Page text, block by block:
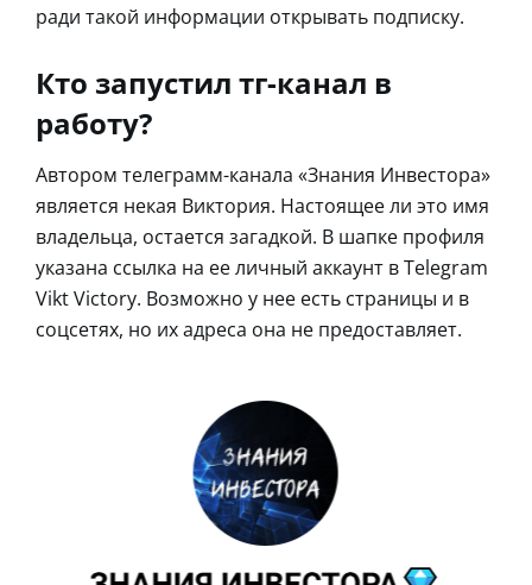
ради такой информации открывать подписку.
Кто запустил тг-канал в
работу?
Автором телеграмм-канала «Знания Инвестора»
является некая Виктория. Настоящее ли это имя
владельца, остается загадкой. В шапке профиля
указана ссылка на ее личный аккаунт в Telegram
Vikt Victory. Возможно у нее есть страницы и в
соцсетях, но их адреса она не предоставляет.